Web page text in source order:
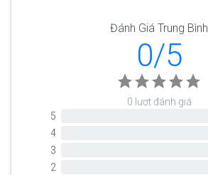
Đánh Giá Trung Bình
0/5
0 lượt đánh giá
5
4
3
2